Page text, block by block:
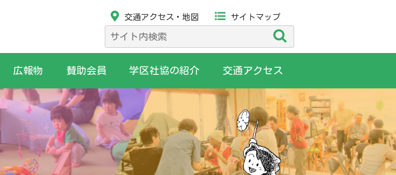
交通アクセス・地図 サイトマップ
検
索:
広報物 賛助会員 学区社協の紹介 交通アクセス